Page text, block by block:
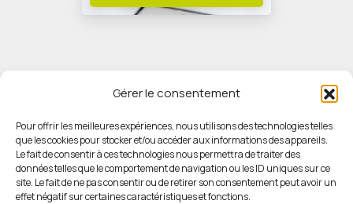
Gérer le consentement
Pour offrir les meilleures expériences, nous utilisons des technologies telles
que les cookies pour stocker et/ou accéder aux informations des appareils.
Le fait de consentir à ces technologies nous permettra de traiter des
données telles que le comportement de navigation ou les ID uniques sur ce
site. Le fait de ne pas consentir ou de retirer son consentement peut avoir un
effet négatif sur certaines caractéristiques et fonctions.
© HORIZON IMMOBILIER
Mentions légales